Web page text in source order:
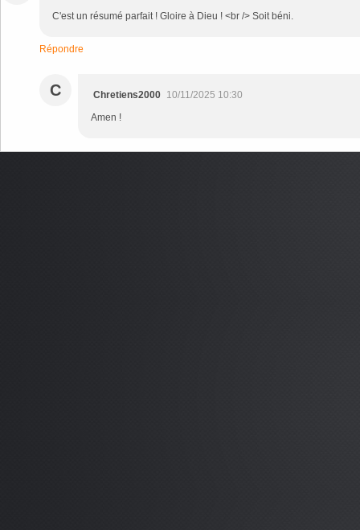
C'est un résumé parfait ! Gloire à Dieu ! <br /> Soit béni.
Répondre
C Chretiens2000 10/11/2025 10:30
Amen !